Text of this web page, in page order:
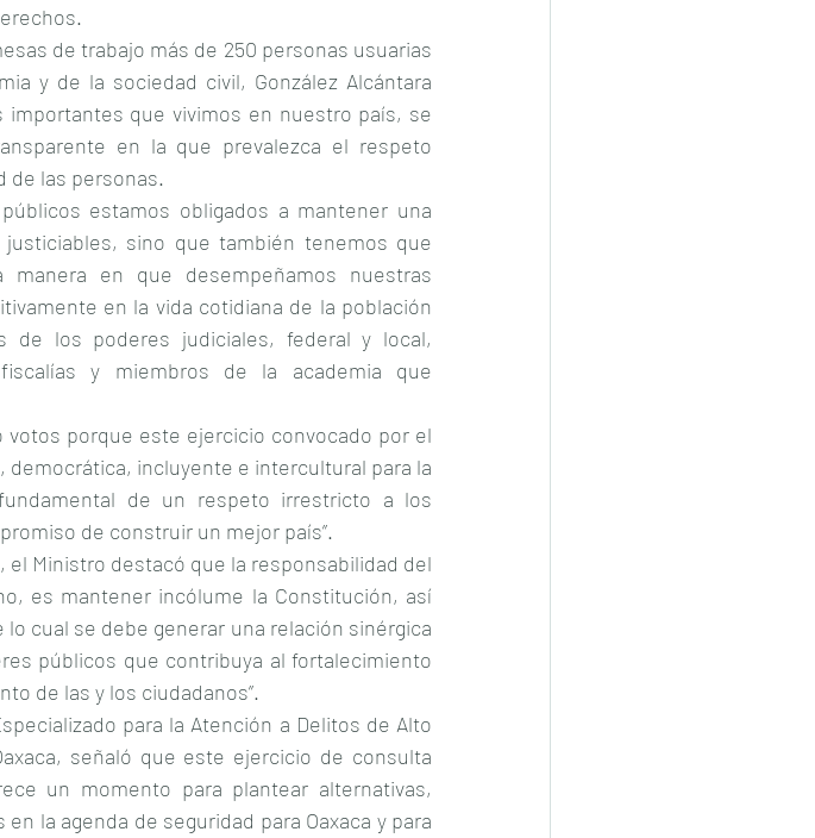
de trabajo más de 250 personas usuarias
y de la sociedad civil, González Alcántara
importantes que vivimos en nuestro país, se
en la que prevalezca el respeto
de las personas.
estamos obligados a mantener una
sino que también tenemos que
en que desempeñamos nuestras
en la vida cotidiana de la población
de los poderes judiciales, federal y local,
y miembros de la academia que
votos porque este ejercicio convocado por el
incluyente e intercultural para la
de un respeto irrestricto a los
de construir un mejor país”.
Ministro destacó que la responsabilidad del
es mantener incólume la Constitución, así
cual se debe generar una relación sinérgica
públicos que contribuya al fortalecimiento
de las y los ciudadanos”.
para la Atención a Delitos de Alto
señaló que este ejercicio de consulta
un momento para plantear alternativas,
la agenda de seguridad para Oaxaca y para